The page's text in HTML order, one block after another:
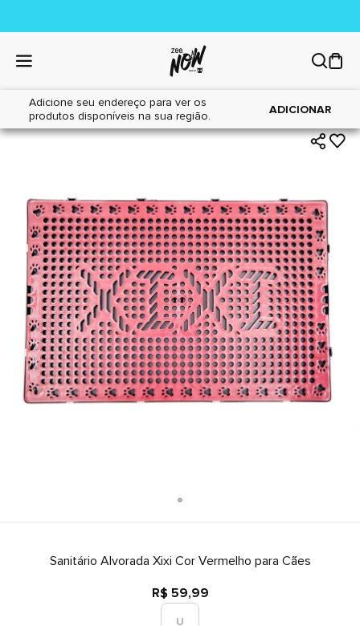
Adicione seu endereço para ver os
produtos disponíveis na sua região.
ADICIONAR
Home|Cães|Acessórios
Sanitário Alvorada Xixi Cor Vermelho para Cães
R$ 59,99
U